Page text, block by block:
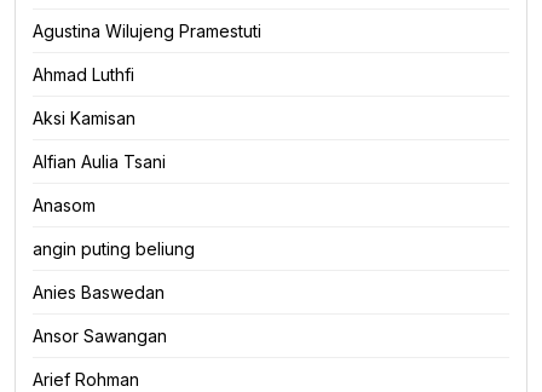
Agustina Wilujeng Pramestuti
Ahmad Luthfi
Aksi Kamisan
Alfian Aulia Tsani
Anasom
angin puting beliung
Anies Baswedan
Ansor Sawangan
Arief Rohman